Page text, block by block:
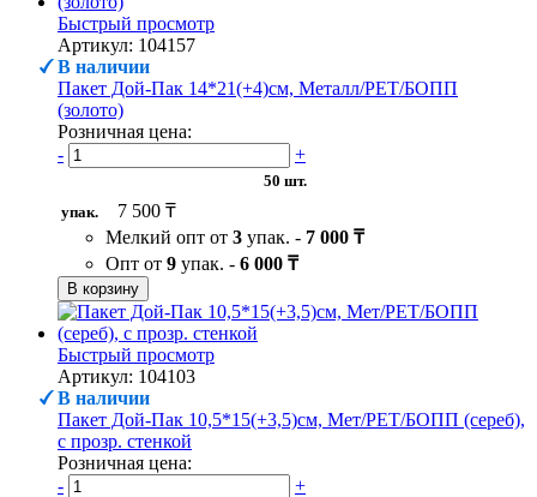
Быстрый просмотр
Артикул: 104157
В наличии
Пакет Дой-Пак 14*21(+4)см, Металл/PET/БОПП
(золото)
Розничная цена:
-
+
50 шт.
упак.
7 500 ₸
Мелкий опт от 3 упак. - 7 000 ₸
Опт от 9 упак. - 6 000 ₸
В корзину
Быстрый просмотр
Артикул: 104103
В наличии
Пакет Дой-Пак 10,5*15(+3,5)см, Мет/PET/БОПП (сереб),
с прозр. стенкой
Розничная цена:
-
+